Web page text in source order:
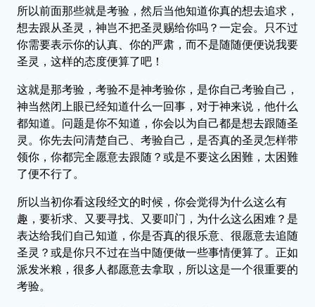
所以前面那些就是考验，然后当他知道你真的想去追求，
想去跟从圣灵，神岂不把圣灵赐给你吗？一定会。只不过
你需要表示你的认真、你的严肃，而不是随随便便说我要
圣灵，这样的态度便算了吧！
这就是那考验，考验不是神考验你，是你自己考验自己，
神当然闭上眼已经知道什么一回事，对于神来说，他什么
都知道。问题是你不知道，你会以为自己都是想去跟随圣
灵。你先去问清楚自己、考验自己，是否真的圣灵怎样带
领你，你都完全愿意去跟随？或是不要这么困難，太困難
了便不行了。
所以当初你看这段经文的时候，你会觉得为什么这么有
趣，要祈求、又要寻找、又要叩门，为什么这么困难？是
表达给我们自己知道，你是否真的很乐意、很愿意去追随
圣灵？或是你只不过在当中随便做一些事情便算了。正如
派发米粮，很多人都愿意去拿取，所以这是一个很重要的
考验。